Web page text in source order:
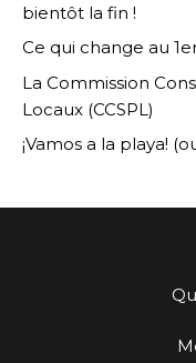
bientôt la fin !
Ce qui change au
La Commission
Locaux (CCSPL)
¡Vamos a la playa!